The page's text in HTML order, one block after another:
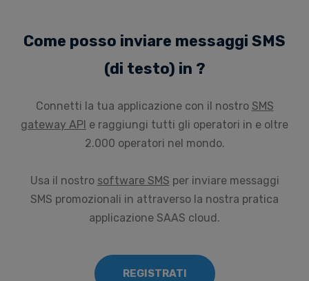
Come posso inviare messaggi SMS
(di testo) in ?
Connetti la tua applicazione con il nostro SMS
gateway API e raggiungi tutti gli operatori in e oltre
2.000 operatori nel mondo.
Usa il nostro software SMS per inviare messaggi
SMS promozionali in attraverso la nostra pratica
applicazione SAAS cloud.
REGISTRATI